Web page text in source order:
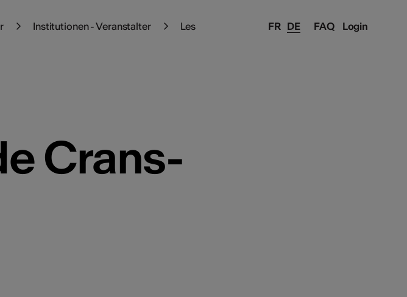
FAQ Login
FR DE
Institutionen - Veranstalter
Les
Crans-